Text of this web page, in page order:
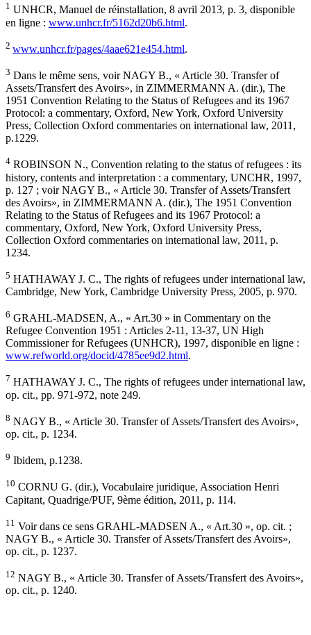
1 UNHCR, Manuel de réinstallation, 8 avril 2013, p. 3, disponible
en ligne : www.unhcr.fr/5162d20b6.html.
2 www.unhcr.fr/pages/4aae621e454.html.
3 Dans le même sens, voir NAGY B., « Article 30. Transfer of
Assets/Transfert des Avoirs», in ZIMMERMANN A. (dir.), The
1951 Convention Relating to the Status of Refugees and its 1967
Protocol: a commentary, Oxford, New York, Oxford University
Press, Collection Oxford commentaries on international law, 2011,
p.1229.
4 ROBINSON N., Convention relating to the status of refugees : its
history, contents and interpretation : a commentary, UNCHR, 1997,
p. 127 ; voir NAGY B., « Article 30. Transfer of Assets/Transfert
des Avoirs», in ZIMMERMANN A. (dir.), The 1951 Convention
Relating to the Status of Refugees and its 1967 Protocol: a
commentary, Oxford, New York, Oxford University Press,
Collection Oxford commentaries on international law, 2011, p.
1234.
5 HATHAWAY J. C., The rights of refugees under international law,
Cambridge, New York, Cambridge University Press, 2005, p. 970.
6 GRAHL-MADSEN, A., « Art.30 » in Commentary on the
Refugee Convention 1951 : Articles 2-11, 13-37, UN High
Commissioner for Refugees (UNHCR), 1997, disponible en ligne :
www.refworld.org/docid/4785ee9d2.html.
7 HATHAWAY J. C., The rights of refugees under international law,
op. cit., pp. 971-972, note 249.
8 NAGY B., « Article 30. Transfer of Assets/Transfert des Avoirs»,
op. cit., p. 1234.
9 Ibidem, p.1238.
10 CORNU G. (dir.), Vocabulaire juridique, Association Henri
Capitant, Quadrige/PUF, 9ème édition, 2011, p. 114.
11 Voir dans ce sens GRAHL-MADSEN A., « Art.30 », op. cit. ;
NAGY B., « Article 30. Transfer of Assets/Transfert des Avoirs»,
op. cit., p. 1237.
12 NAGY B., « Article 30. Transfer of Assets/Transfert des Avoirs»,
op. cit., p. 1240.